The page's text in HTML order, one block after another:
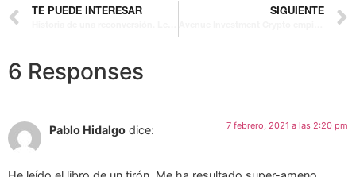
TE PUEDE INTERESAR SIGUIENTE
6 Responses
Pablo Hidalgo dice: 7 febrero, 2021 a las 2:20 pm